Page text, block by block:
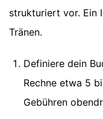
strukturiert vor. Ein
Tränen.
Definiere dein
Rechne etwa 5
Gebühren